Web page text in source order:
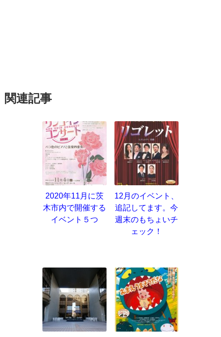
関連記事
2020年11月に茨
木市内で開催する
イベント５つ
12月のイベント、
追記してます。今
週末のもちょいチ
ェック！